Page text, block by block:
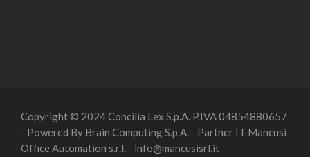
Copyright © 2024 Concilia Lex S.p.A. P.IVA 04854880657
- Powered By Brain Computing S.p.A. - Partner IT Mancusi
Office Automation s.r.l. - info@mancusisrl.it